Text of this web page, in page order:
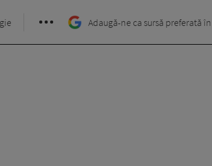
Adaugă-ne ca sursă preferată